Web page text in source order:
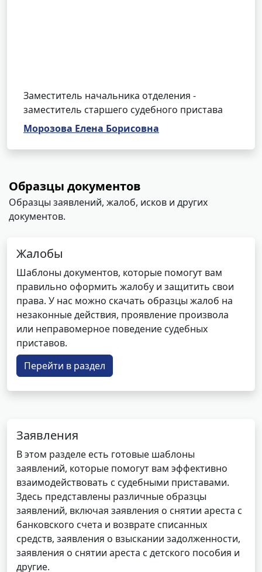
Заместитель начальника отделения -
заместитель старшего судебного пристава
Морозова Елена Борисовна
Образцы документов
Образцы заявлений, жалоб, исков и других
документов.
Жалобы
Шаблоны документов, которые помогут вам
правильно оформить жалобу и защитить свои
права. У нас можно скачать образцы жалоб на
незаконные действия, проявление произвола
или неправомерное поведение судебных
приставов.
Перейти в раздел
Заявления
В этом разделе есть готовые шаблоны
заявлений, которые помогут вам эффективно
взаимодействовать с судебными приставами.
Здесь представлены различные образцы
заявлений, включая заявления о снятии ареста с
банковского счета и возврате списанных
средств, заявления о взыскании задолженности,
заявления о снятии ареста с детского пособия и
другие.